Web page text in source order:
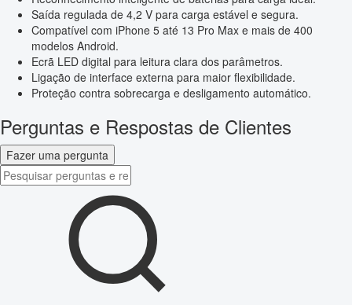
Saída regulada de 4,2 V para carga estável e segura.
Compatível com iPhone 5 até 13 Pro Max e mais de 400
modelos Android.
Ecrã LED digital para leitura clara dos parâmetros.
Ligação de interface externa para maior flexibilidade.
Proteção contra sobrecarga e desligamento automático.
Perguntas e Respostas de Clientes
Fazer uma pergunta